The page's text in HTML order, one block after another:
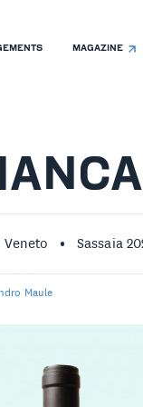
MAGAZINE
Veneto Sassaia
Maule